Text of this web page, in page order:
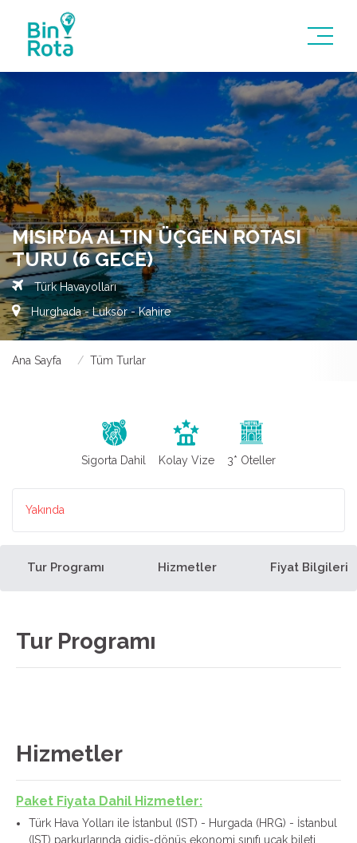
MISIR’DA ALTIN ÜÇGEN ROTASI
TURU (6 GECE)
Türk Havayolları
Hurghada - Luksor - Kahire
Ana Sayfa Tüm Turlar
Sigorta Dahil Kolay Vize 3* Oteller
Yakında
Tur Programı Hizmetler Fiyat Bilgileri
Tur Programı
Hizmetler
Paket Fiyata Dahil Hizmetler:
Türk Hava Yolları ile İstanbul (IST) - Hurgada (HRG) - İstanbul
(IST) parkurlarında gidiş-dönüş ekonomi sınıfı uçak bileti